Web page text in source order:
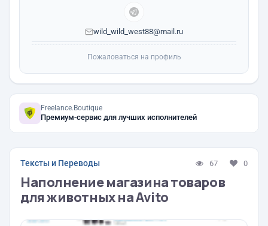
wild_wild_west88@mail.ru
Пожаловаться на профиль
Freelance.Boutique
Премиум-сервис для лучших исполнителей
Тексты и Переводы 67 0
Наполнение магазина товаров
для животных на Avito